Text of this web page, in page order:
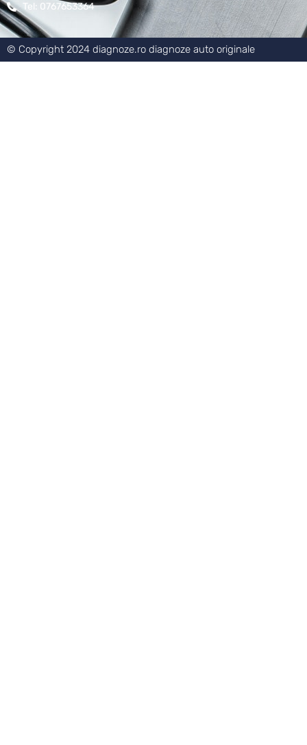
Tel: 0767653364
© Copyright 2024 diagnoze.ro diagnoze auto originale